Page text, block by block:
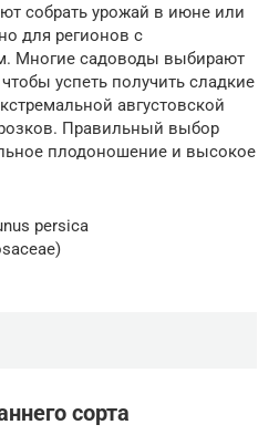
собрать урожай в июне или
для регионов с
Многие садоводы выбирают
успеть получить сладкие
августовской
Правильный выбор
плодоношение и высокое
persica
сорта